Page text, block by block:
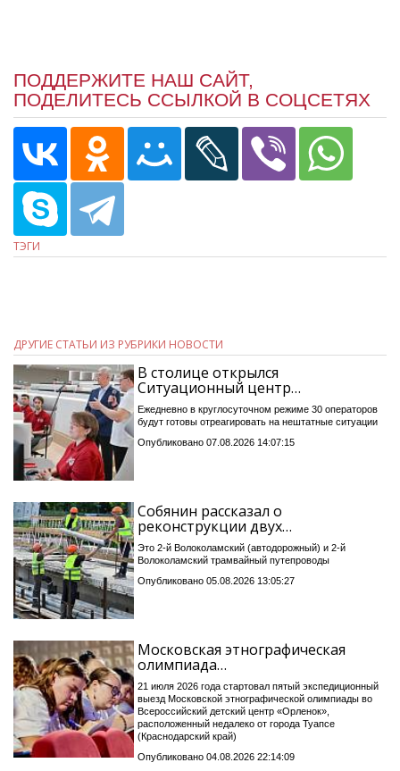
ПОДДЕРЖИТЕ НАШ САЙТ,
ПОДЕЛИТЕСЬ ССЫЛКОЙ В СОЦСЕТЯХ
ТЭГИ
ДРУГИЕ СТАТЬИ ИЗ РУБРИКИ НОВОСТИ
В столице открылся
Ситуационный центр…
Ежедневно в круглосуточном режиме 30 операторов
будут готовы отреагировать на нештатные ситуации
Опубликовано 07.08.2026 14:07:15
Собянин рассказал о
реконструкции двух…
Это 2-й Волоколамский (автодорожный) и 2-й
Волоколамский трамвайный путепроводы
Опубликовано 05.08.2026 13:05:27
Московская этнографическая
олимпиада…
21 июля 2026 года стартовал пятый экспедиционный
выезд Московской этнографической олимпиады во
Всероссийский детский центр «Орленок»,
расположенный недалеко от города Туапсе
(Краснодарский край)
Опубликовано 04.08.2026 22:14:09